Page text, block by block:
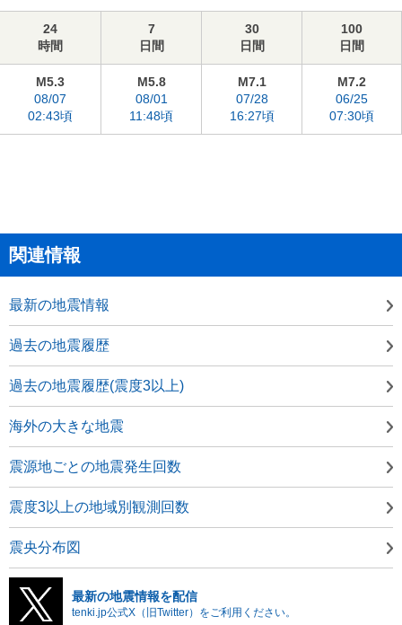
24
時間
7
日間
30
日間
100
日間
M5.3
08/07
02:43頃
M5.8
08/01
11:48頃
M7.1
07/28
16:27頃
M7.2
06/25
07:30頃
関連情報
最新の地震情報
過去の地震履歴
過去の地震履歴(震度3以上)
海外の大きな地震
震源地ごとの地震発生回数
震度3以上の地域別観測回数
震央分布図
最新の地震情報を配信
tenki.jp公式X（旧Twitter）をご利用ください。